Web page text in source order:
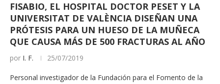
FISABIO, EL HOSPITAL DOCTOR PESET Y LA
UNIVERSITAT DE VALÈNCIA DISEÑAN UNA
PRÓTESIS PARA UN HUESO DE LA MUÑECA
QUE CAUSA MÁS DE 500 FRACTURAS AL AÑO
por I. F. 25/07/2019
Personal investigador de la Fundación para el Fomento de la